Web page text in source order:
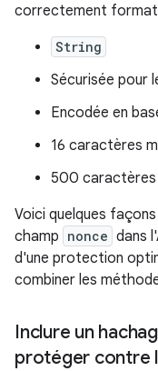
correctement
String
Sécurisée pour
Encodée en
16 caractères
500 caractères
Voici quelques
champ nonce dans
d'une protection
combiner les
Inclure un
protéger contre